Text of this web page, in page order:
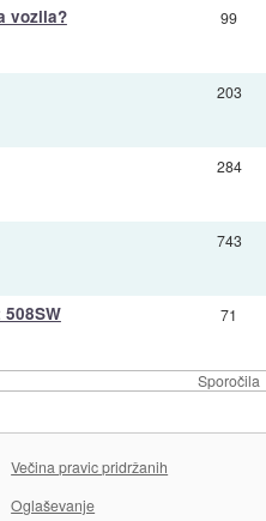
Sporočila
vozila? 99
203
284
743
71
Večina pravic pridržanih
Oglaševanje